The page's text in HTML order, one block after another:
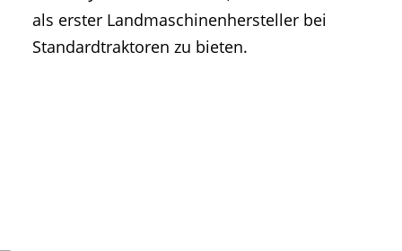
als erster Landmaschinenhersteller bei
Standardtraktoren zu bieten.